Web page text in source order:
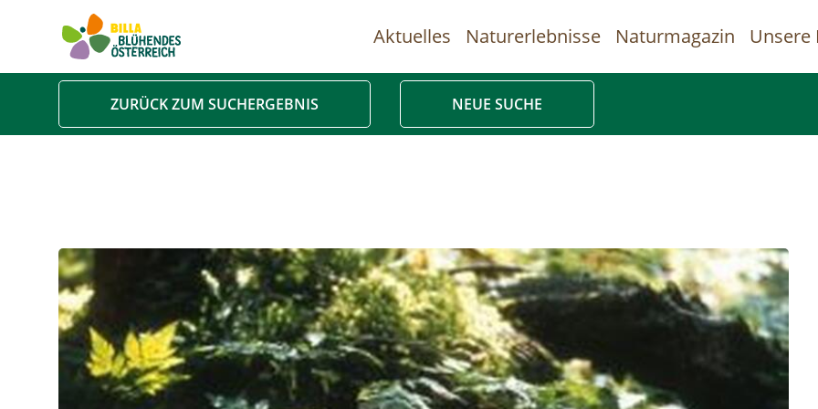
Hauptnavigation
Aktuelles Naturerlebnisse Naturmagazin Unsere
ZURÜCK ZUM SUCHERGEBNIS NEUE SUCHE